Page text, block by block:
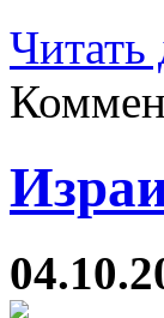
Читать